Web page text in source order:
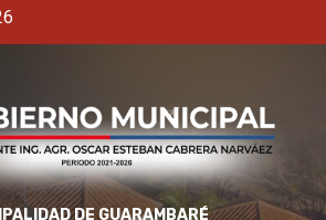
DE GUARAMBARÉ